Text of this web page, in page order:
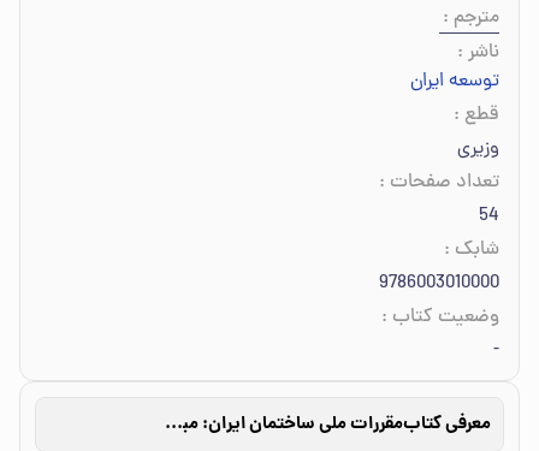
مترجم :
ناشر :
توسعه ایران
قطع :
وزیری
تعداد صفحات :
54
شابک :
9786003010000
وضعیت کتاب :
-
معرفی کتاب مقررات ملی ساختمان ایران: مبحث بیست و یکم: پدافند غیرعامل